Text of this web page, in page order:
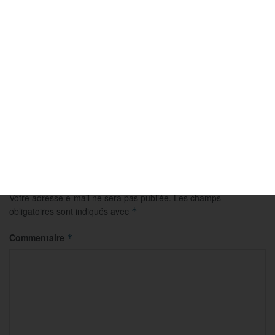
Votre adresse e-mail ne sera pas publiée. Les champs
obligatoires sont indiqués avec *
Commentaire *